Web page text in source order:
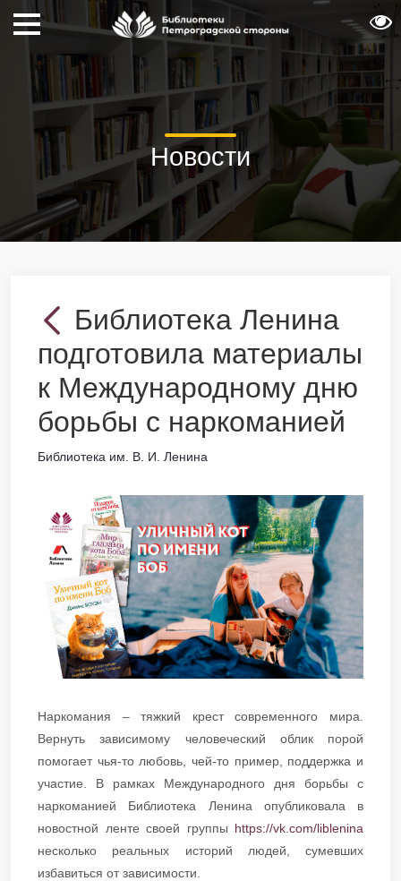
Новости
Библиотека Ленина
подготовила материалы
к Международному дню
борьбы с наркоманией
Библиотека им. В. И. Ленина
Наркомания – тяжкий крест современного мира.
Вернуть зависимому человеческий облик порой
помогает чья-то любовь, чей-то пример, поддержка и
участие. В рамках Международного дня борьбы с
наркоманией Библиотека Ленина опубликовала в
новостной ленте своей группы https://vk.com/liblenina
несколько реальных историй людей, сумевших
избавиться от зависимости.